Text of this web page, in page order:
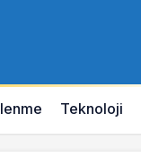
Teknoloji